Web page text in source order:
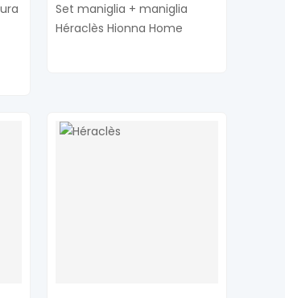
Set maniglia + maniglia
Héraclès Hionna Home